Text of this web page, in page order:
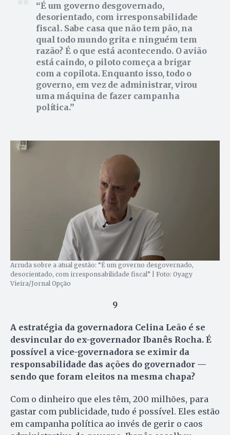
É um governo desgovernado,
desorientado, com irresponsabilidade
fiscal. Sabe casa que não tem pão, na
qual todo mundo grita e ninguém tem
razão? É o que está acontecendo. O avião
está caindo, o piloto começa a brigar
com a copilota. Enquanto isso, todo o
governo, em vez de administrar, virou
uma máquina de fazer campanha
política.
Arruda sobre a atual gestão: “É um governo desgovernado,
desorientado, com irresponsabilidade fiscal” | Foto: Oyagy
Vieira/Jornal Opção
9
A estratégia da governadora Celina Leão é se
desvincular do ex-governador Ibanês Rocha. É
possível a vice-governadora se eximir da
responsabilidade das ações do governador —
sendo que foram eleitos na mesma chapa?
Com o dinheiro que eles têm, 200 milhões, para
gastar com publicidade, tudo é possível. Eles estão
em campanha política ao invés de gerir o caos